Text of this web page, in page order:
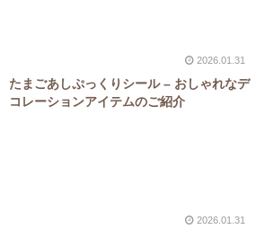
2026.01.31
たまごあしぷっくりシール – おしゃれなデ
コレーションアイテムのご紹介
2026.01.31